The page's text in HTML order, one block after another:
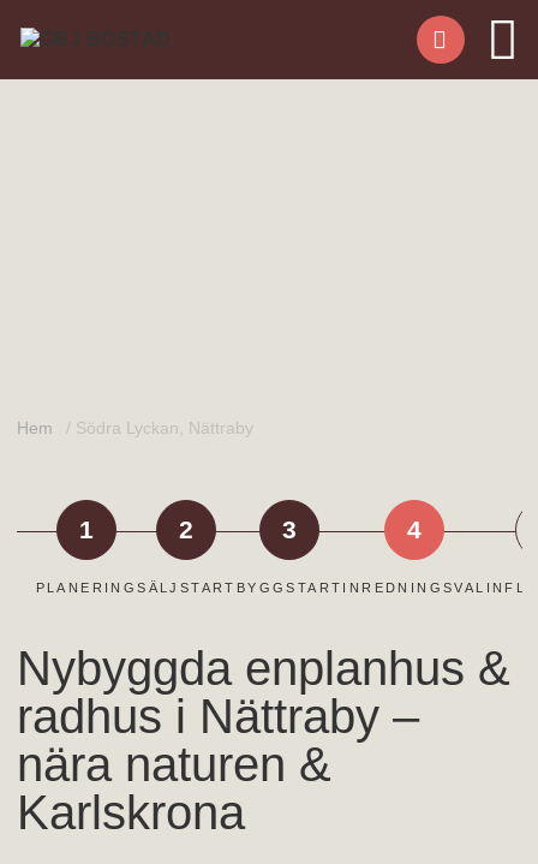
Hem / Södra Lyckan, Nättraby
1
PLANERING
2
SÄLJSTART
3
BYGGSTART
4
INREDNINGSVAL
Nybyggda enplanhus &
radhus i Nättraby –
nära naturen &
Karlskrona